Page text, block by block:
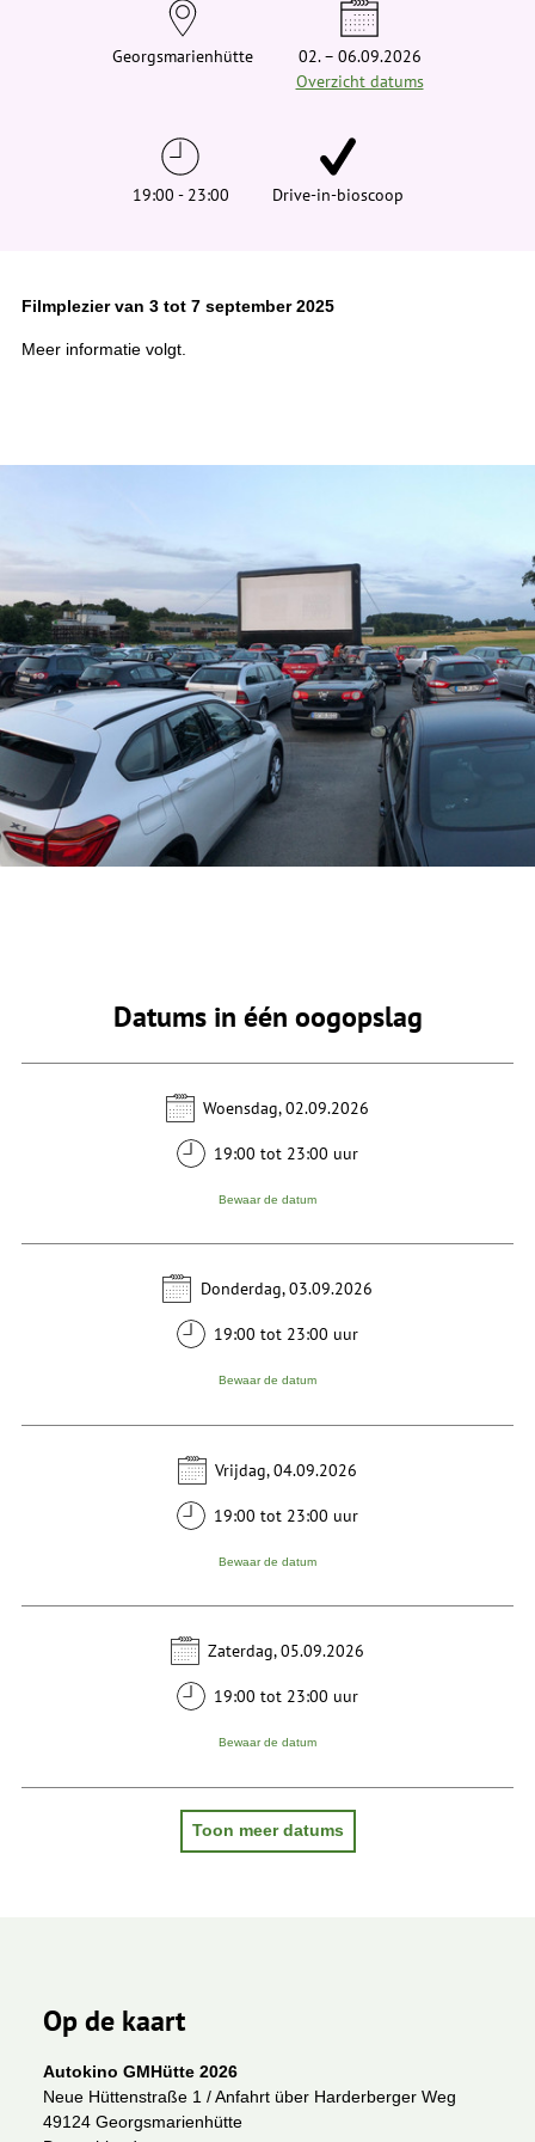
e
Georgsmarienhütte
02. – 06.09.2026
Overzicht datums
19:00 - 23:00 Drive-in-bioscoop
Filmplezier van 3 tot 7 september 2025
Meer informatie volgt.
Datums in één oogopslag
Woensdag, 02.09.2026
19:00 tot 23:00 uur
Bewaar de datum
Donderdag, 03.09.2026
19:00 tot 23:00 uur
Bewaar de datum
Vrijdag, 04.09.2026
19:00 tot 23:00 uur
Bewaar de datum
Zaterdag, 05.09.2026
19:00 tot 23:00 uur
Bewaar de datum
Toon meer datums
Op de kaart
Autokino GMHütte 2026
Neue Hüttenstraße 1 / Anfahrt über Harderberger Weg
49124 Georgsmarienhütte